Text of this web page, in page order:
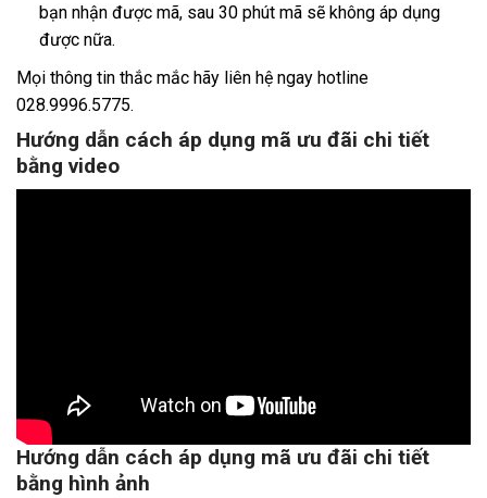
bạn nhận được mã, sau 30 phút mã sẽ không áp dụng
được nữa.
Mọi thông tin thắc mắc hãy liên hệ ngay hotline
028.9996.5775.
Hướng dẫn cách áp dụng mã ưu đãi chi tiết
bằng video
Hướng dẫn cách áp dụng mã ưu đãi chi tiết
bằng hình ảnh